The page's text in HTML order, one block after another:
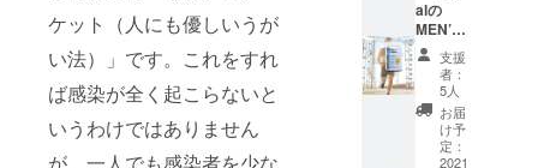
ケット（人にも優しいうが
い法）」です。これをすれ
ば感染が全く起こらないと
いうわけではありません
アレル
ギー作
用、抗
炎症作
用など
の効果
が確認
されて
チンア
ミドア
デニン
ジヌク
レオチ
ド）量
が低下
し、
の葉の
高貴な
香りが
ほのか
に広が
り、至
福の
ティー
べての
栄養
ニーズ
に合わ
せて特
別に配
合され
ていま
alの
MEN’S
COMPL
ETE(メ
ンズコ
ンプ
リー
ト) 1
本***
支援
者：
5人
お届
け予
定：
2021